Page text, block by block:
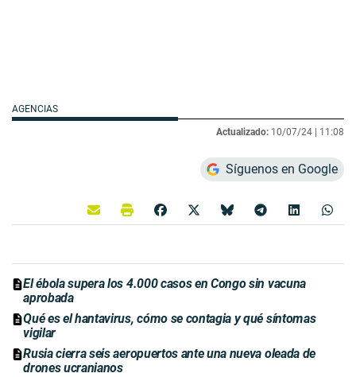
AGENCIAS
Actualizado: 10/07/24 | 11:08
Síguenos en Google
El ébola supera los 4.000 casos en Congo sin vacuna
aprobada
Qué es el hantavirus, cómo se contagia y qué síntomas
vigilar
Rusia cierra seis aeropuertos ante una nueva oleada de
drones ucranianos